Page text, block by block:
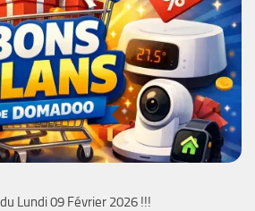
Lundi 09 Février 2026 !!!